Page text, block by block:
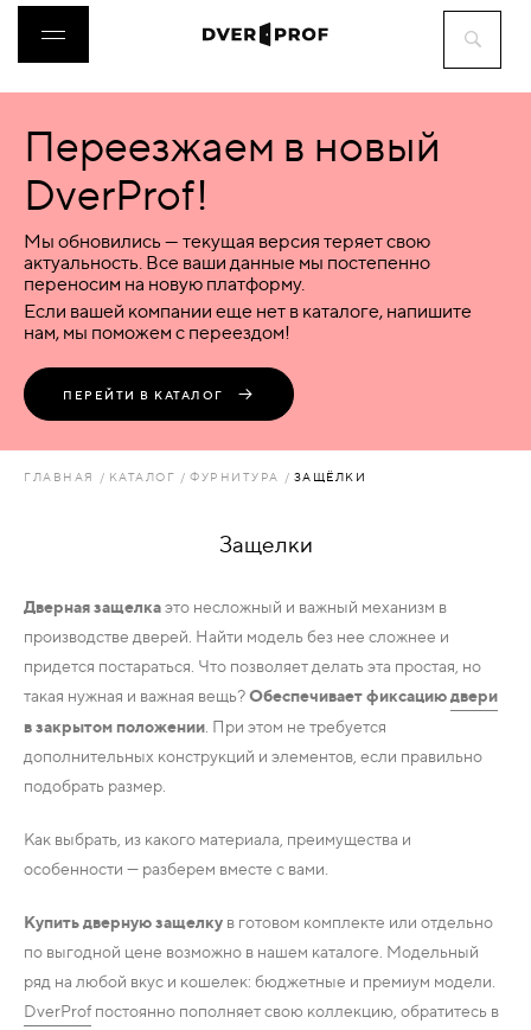
ДВЕРИ
ФУРНИТУРА
ВОРОТА
ПЕРЕГОРОДКИ
СКУД
И
"УМНЫЙ
ДОМ"
КОМПАНИИ
ЗАВКИ
Переезжаем в новый
DverProf!
Мы обновились — текущая версия теряет свою
актуальность. Все ваши данные мы постепенно
переносим на новую платформу.
Если вашей компании еще нет в каталоге, напишите
нам, мы поможем с переездом!
ПЕРЕЙТИ В КАТАЛОГ
ГЛАВНАЯ КАТАЛОГ ФУРНИТУРА ЗАЩЁЛКИ
Защелки
Дверная защелкаэто несложный и важный механизм в
производстве дверей. Найти модель без нее сложнее и
придется постараться. Что позволяет делать эта простая, но
такая нужная и важная вещь?Обеспечивает фиксациюдвери
в закрытом положении . При этом не требуется
дополнительных конструкций и элементов, если правильно
подобрать размер.
Как выбрать, из какого материала, преимущества и
особенности — разберем вместе с вами.
Купить дверную защелку в готовом комплекте или отдельно
по выгодной цене возможно в нашем каталоге. Модельный
ряд на любой вкус и кошелек: бюджетные и премиум модели.
DverProf постоянно пополняет свою коллекцию, обратитесь в